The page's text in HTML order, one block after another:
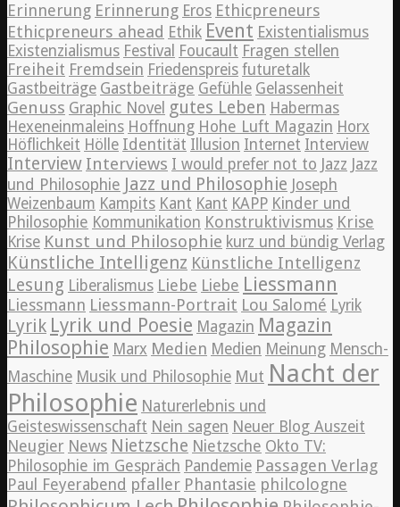
Erinnerung Erinnerung Eros Ethicpreneurs
Ethicpreneurs ahead Ethik Event Existentialismus
Existenzialismus Festival Foucault Fragen stellen
Freiheit Fremdsein Friedenspreis futuretalk
Gastbeiträge Gastbeiträge Gefühle Gelassenheit
Genuss Graphic Novel gutes Leben Habermas
Hexeneinmaleins Hoffnung Hohe Luft Magazin Horx
Höflichkeit Hölle Identität Illusion Internet Interview
Interview Interviews I would prefer not to Jazz Jazz
und Philosophie Jazz und Philosophie Joseph
Weizenbaum Kampits Kant Kant KAPP Kinder und
Philosophie Kommunikation Konstruktivismus Krise
Krise Kunst und Philosophie kurz und bündig Verlag
Künstliche Intelligenz Künstliche Intelligenz
Lesung Liberalismus Liebe Liebe Liessmann
Liessmann Liessmann-Portrait Lou Salomé Lyrik
Lyrik Lyrik und Poesie Magazin Magazin
Philosophie Marx Medien Medien Meinung Mensch-
Maschine Musik und Philosophie Mut Nacht der
Philosophie Naturerlebnis und
Geisteswissenschaft Nein sagen Neuer Blog Auszeit
Neugier News Nietzsche Nietzsche Okto TV:
Philosophie im Gespräch Pandemie Passagen Verlag
Paul Feyerabend pfaller Phantasie philcologne